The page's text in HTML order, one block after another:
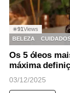
◉91Views
BELEZA
Os 5 óleos
máxima
03/12/2025